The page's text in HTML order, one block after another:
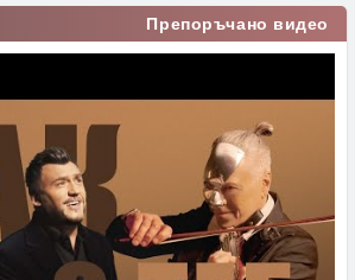
Препоръчано видео